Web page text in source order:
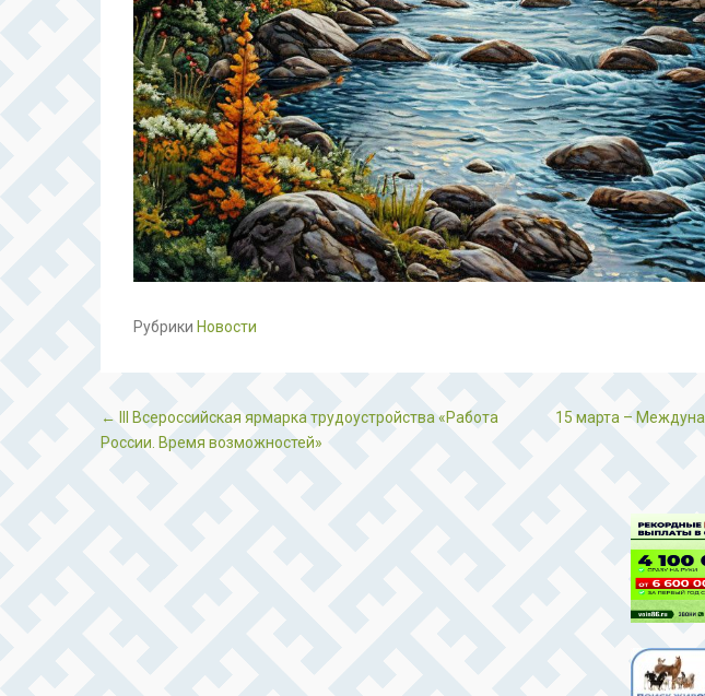
Рубрики Новости
Post navigation
←
III Всероссийская ярмарка трудоустройства «Работа
России. Время возможностей»
15 марта –